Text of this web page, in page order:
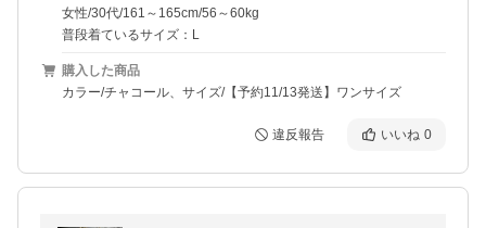
女性/30代/161～165cm/56～60kg
普段着ているサイズ：L
購入した商品
カラー/チャコール、サイズ/【予約11/13発送】ワンサイズ
違反報告 いいね 0